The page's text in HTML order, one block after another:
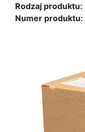
Rodzaj produktu:
Numer produktu: